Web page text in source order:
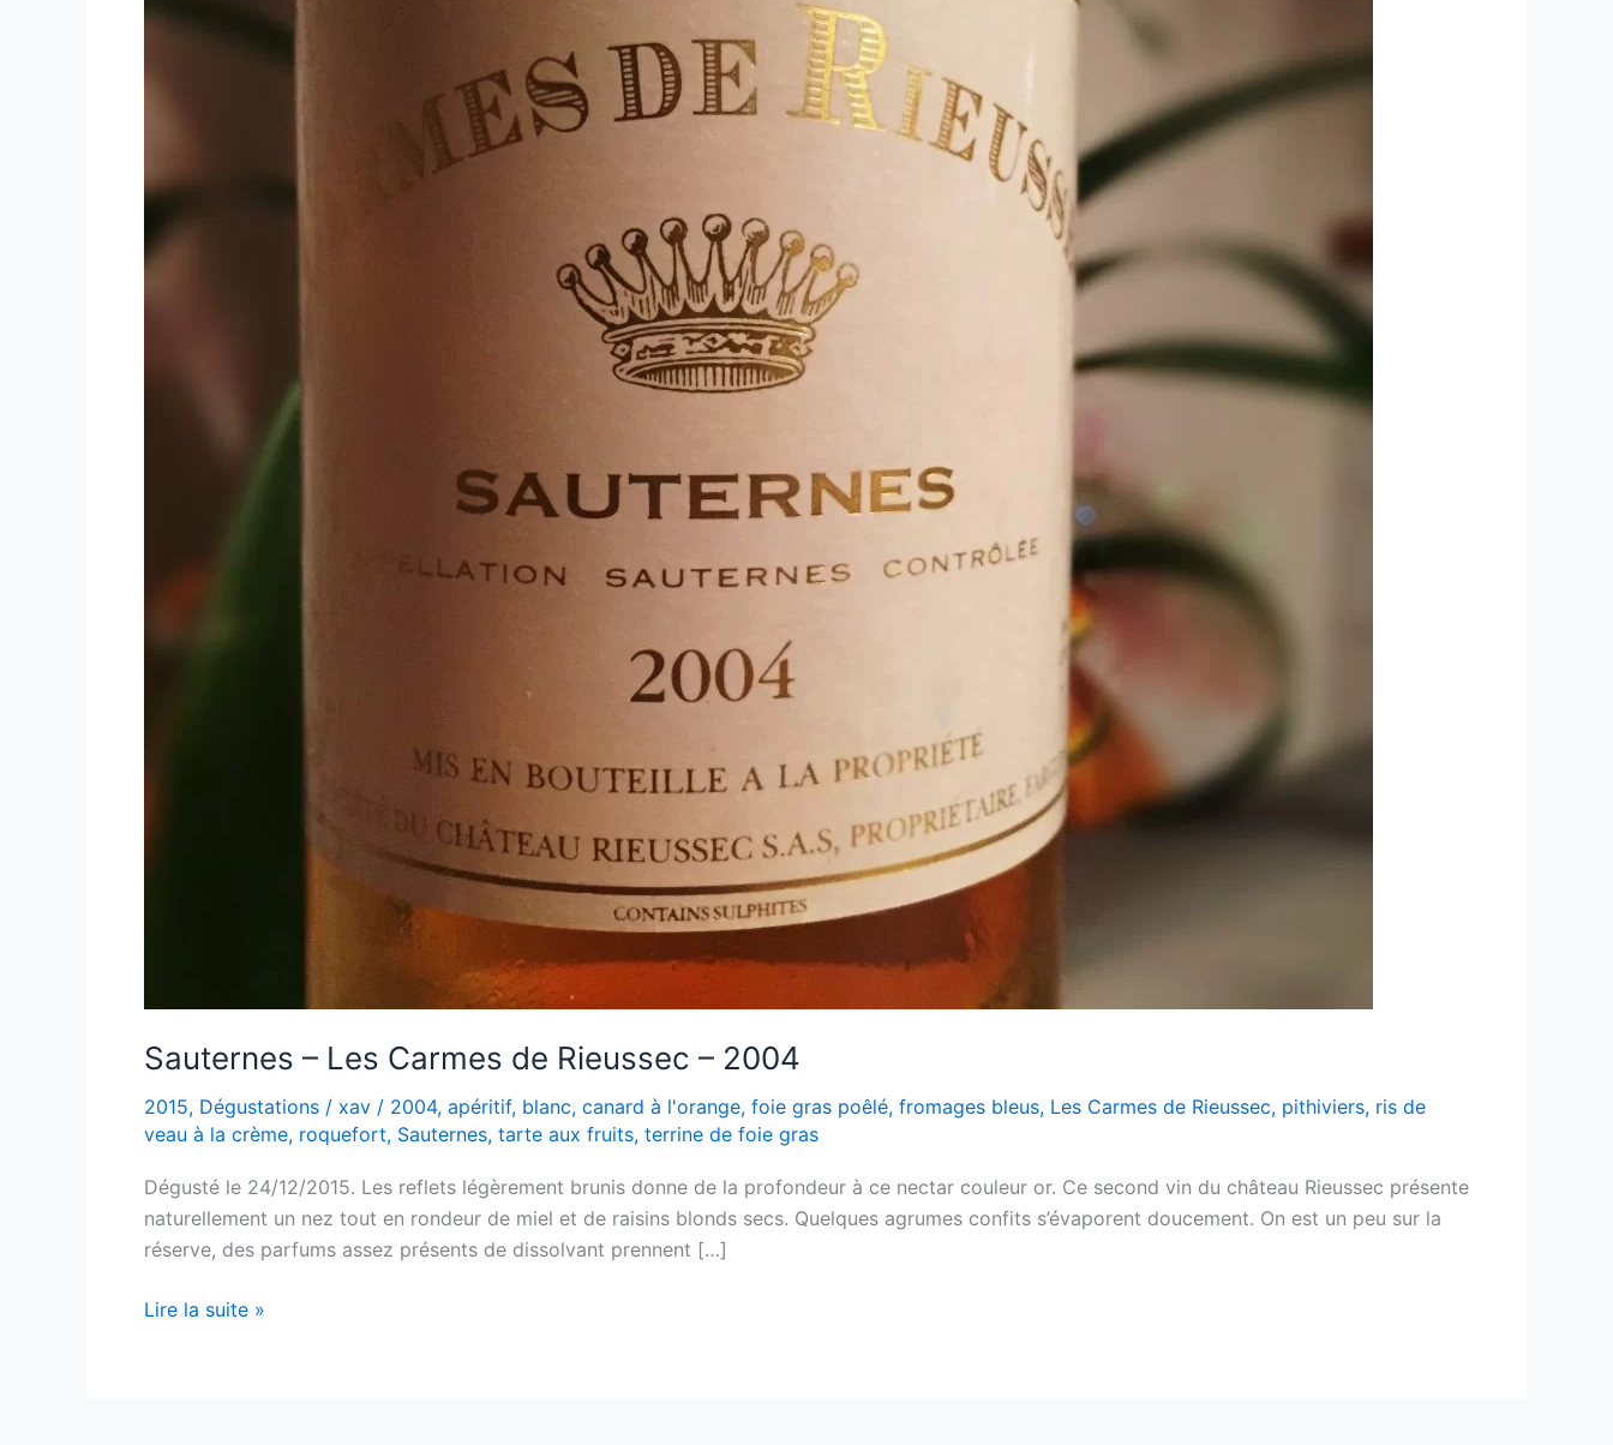
Sauternes – Les Carmes de Rieussec – 2004
2015, Dégustations / xav / 2004, apéritif, blanc, canard à l'orange, foie gras poêlé, fromages bleus, Les Carmes de Rieussec, pithiviers, ris de
veau à la crème, roquefort, Sauternes, tarte aux fruits, terrine de foie gras
Dégusté le 24/12/2015. Les reflets légèrement brunis donne de la profondeur à ce nectar couleur or. Ce second vin du château Rieussec présente
naturellement un nez tout en rondeur de miel et de raisins blonds secs. Quelques agrumes confits s’évaporent doucement. On est un peu sur la
réserve, des parfums assez présents de dissolvant prennent […]
Sauternes
Lire la suite »